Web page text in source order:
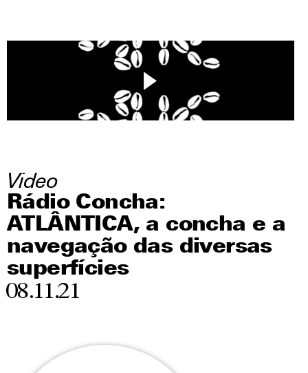
Video
Rádio Concha:
ATLÂNTICA, a concha e a
navegação das diversas
superfícies
08.11.21